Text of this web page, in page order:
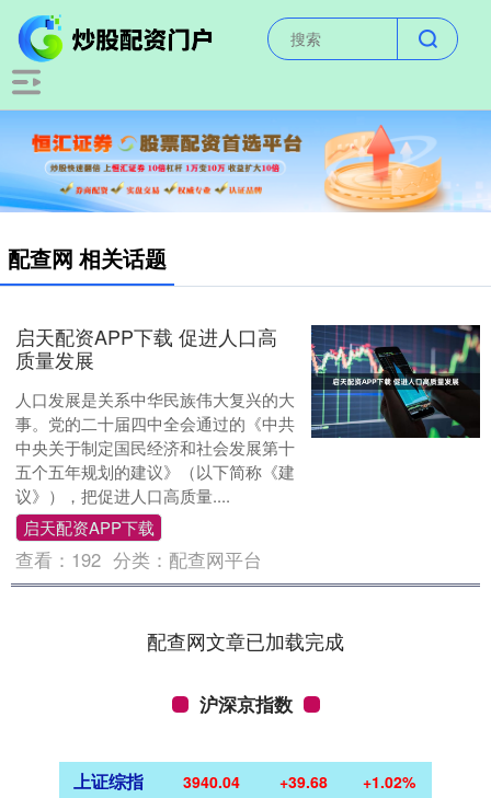
配查网 相关话题
启天配资APP下载 促进人口高
质量发展
人口发展是关系中华民族伟大复兴的大
事。党的二十届四中全会通过的《中共
中央关于制定国民经济和社会发展第十
五个五年规划的建议》（以下简称《建
议》），把促进人口高质量....
启天配资APP下载
查看： 192 分类： 配查网平台
配查网文章已加载完成
沪深京指数
上证综指 3940.04 +39.68 +1.02%